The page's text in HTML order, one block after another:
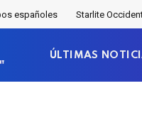
españoles Starlite
ÚLTIMAS